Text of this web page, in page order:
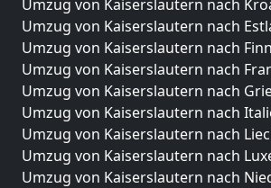
Umzug von Kaiserslautern nach
Umzug von Kaiserslautern nach
Umzug von Kaiserslautern nach
Umzug von Kaiserslautern nach
Umzug von Kaiserslautern nach
Umzug von Kaiserslautern nach
Umzug von Kaiserslautern nach
Umzug von Kaiserslautern nach
Umzug von Kaiserslautern nach